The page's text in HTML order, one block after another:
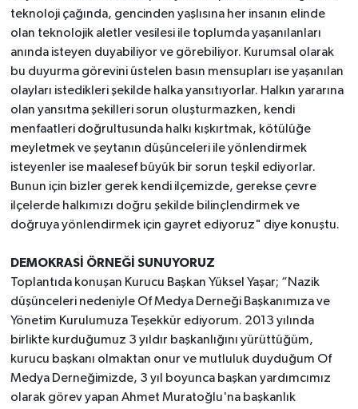
teknoloji çağında, gencinden yaşlısına her insanın elinde
olan teknolojik aletler vesilesi ile toplumda yaşanılanları
anında isteyen duyabiliyor ve görebiliyor. Kurumsal olarak
bu duyurma görevini üstelen basın mensupları ise yaşanılan
olayları istedikleri şekilde halka yansıtıyorlar. Halkın yararına
olan yansıtma şekilleri sorun oluşturmazken, kendi
menfaatleri doğrultusunda halkı kışkırtmak, kötülüğe
meyletmek ve şeytanın düşünceleri ile yönlendirmek
isteyenler ise maalesef büyük bir sorun teşkil ediyorlar.
Bunun için bizler gerek kendi ilçemizde, gerekse çevre
ilçelerde halkımızı doğru şekilde bilinçlendirmek ve
doğruya yönlendirmek için gayret ediyoruz" diye konuştu.
DEMOKRASİ ÖRNEĞİ SUNUYORUZ
Toplantıda konuşan Kurucu Başkan Yüksel Yaşar; “Nazik
düşünceleri nedeniyle Of Medya Derneği Başkanımıza ve
Yönetim Kurulumuza Teşekkür ediyorum. 2013 yılında
birlikte kurduğumuz 3 yıldır başkanlığını yürüttüğüm,
kurucu başkanı olmaktan onur ve mutluluk duyduğum Of
Medya Derneğimizde, 3 yıl boyunca başkan yardımcımız
olarak görev yapan Ahmet Muratoğlu'na başkanlık